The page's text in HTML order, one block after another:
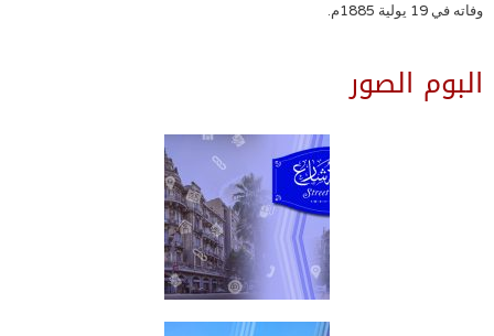
وفاته في 19 يولية 1885م.
البوم الصور